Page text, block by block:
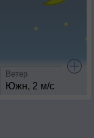
Ветер
Южн, 2 м/с